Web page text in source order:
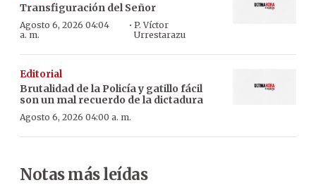
Transfiguración del Señor
Agosto 6, 2026 04:04
a. m.
· P. Víctor
Urrestarazu
Editorial
Brutalidad de la Policía y gatillo fácil
son un mal recuerdo de la dictadura
Agosto 6, 2026 04:00 a. m.
Notas más leídas